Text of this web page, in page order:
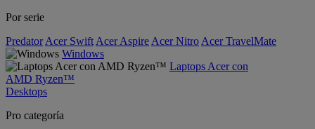
Por serie
Predator Acer Swift Acer Aspire Acer Nitro Acer TravelMate
Windows
Laptops Acer con
AMD Ryzen™
Desktops
Pro categoría